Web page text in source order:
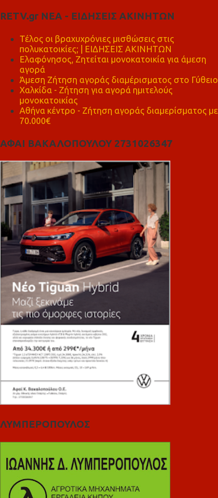
RETV.gr ΝΕΑ - ΕΙΔΗΣΕΙΣ ΑΚΙΝΗΤΩΝ
Τέλος οι βραχυχρόνιες μισθώσεις στις
πολυκατοικίες; | ΕΙΔΗΣΕΙΣ ΑΚΙΝΗΤΩΝ
Ελαφόνησος, Ζητείται μονοκατοικία για άμεση
αγορά
Άμεση Ζήτηση αγοράς διαμέρισματος στο Γύθειο
Χαλκίδα - Ζήτηση για αγορά ημιτελούς
μονοκατοικίας
Αθήνα κέντρο - Ζήτηση αγοράς διαμερίσματος με
70.000€
ΑΦΑΙ ΒΑΚΑΛΟΠΟΥΛΟΥ 2731026347
ΛΥΜΠΕΡΟΠΟΥΛΟΣ